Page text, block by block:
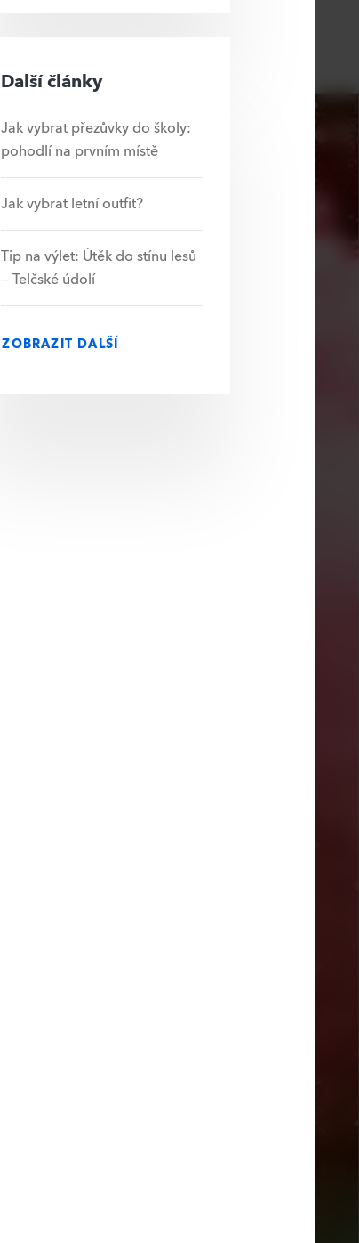
Další články
Jak vybrat přezůvky do školy:
pohodlí na prvním místě
Jak vybrat letní outfit?
Tip na výlet: Útěk do stínu lesů
– Telčské údolí
ZOBRAZIT DALŠÍ